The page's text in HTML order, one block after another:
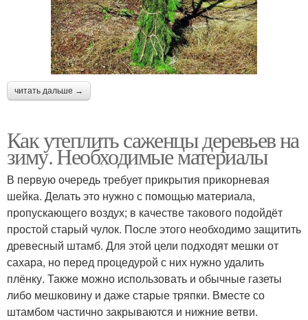
читать дальше →
Как утеплить саженцы деревьев на
зиму. Необходимые материалы
В первую очередь требует прикрытия прикорневая
шейка. Делать это нужно с помощью материала,
пропускающего воздух; в качестве такового подойдёт
простой старый чулок. После этого необходимо защитить
древесный штамб. Для этой цели подходят мешки от
сахара, но перед процедурой с них нужно удалить
плёнку. Также можно использовать и обычные газеты
либо мешковину и даже старые тряпки. Вместе со
штамбом частично закрываются и нижние ветви.